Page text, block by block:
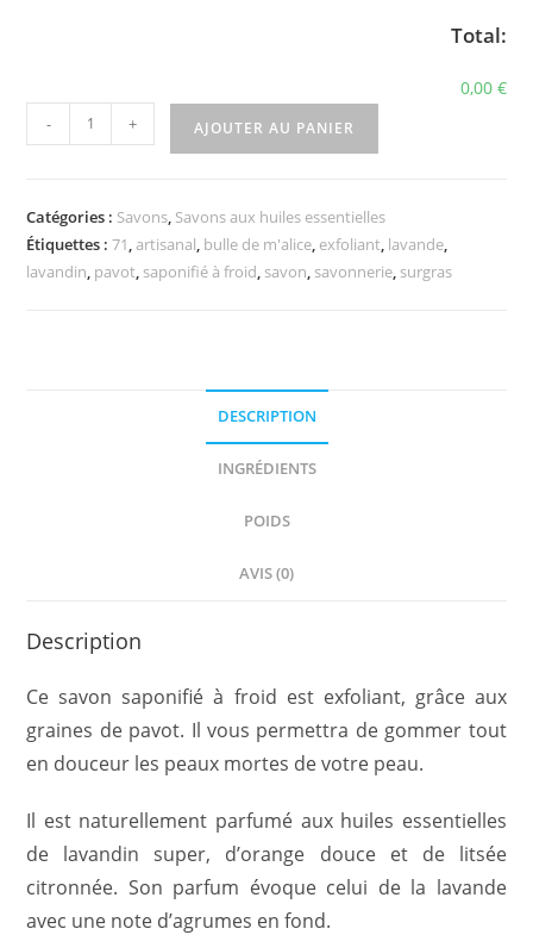
Total:
0,00 €
quantité
de
Exfoliant
Lavandin
&
- + AJOUTER AU PANIER
Catégories : Savons, Savons aux huiles essentielles
Étiquettes :71,artisanal, bulle de m'alice, exfoliant, lavande,
lavandin, pavot, saponifié à froid, savon, savonnerie, surgras
DESCRIPTION
INGRÉDIENTS
POIDS
AVIS (0)
Description
Ce savon saponifié à froid est exfoliant, grâce aux
graines de pavot. Il vous permettra de gommer tout
en douceur les peaux mortes de votre peau.
Il est naturellement parfumé aux huiles essentielles
de lavandin super, d’orange douce et de litsée
citronnée. Son parfum évoque celui de la lavande
avec une note d’agrumes en fond.